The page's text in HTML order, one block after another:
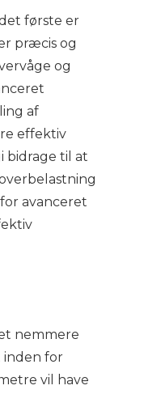
første er
præcis og
og
af
effektiv
bidrage til at
avanceret
nemmere
inden for
vil have